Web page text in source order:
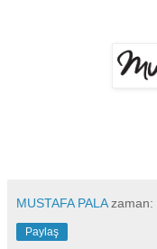
MUSTAFA PALA zaman:
Paylaş